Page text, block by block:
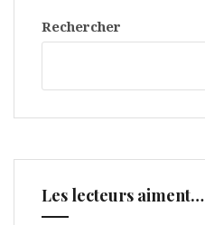
Rechercher
Les lecteurs aiment…